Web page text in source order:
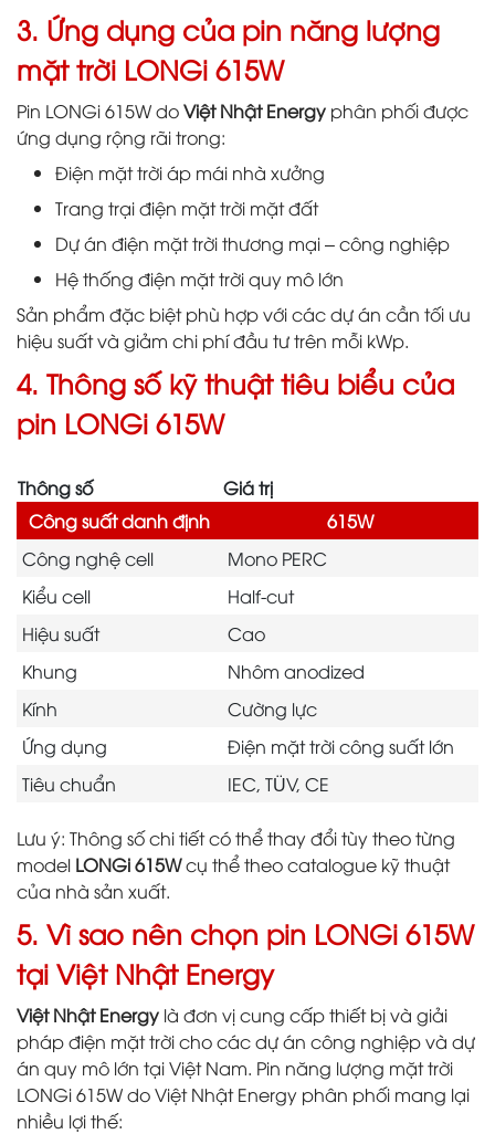
3. Ứng dụng của pin năng lượng
mặt trời LONGi 615W
Pin LONGi 615W doViệt Nhật Energy phân phối được
ứng dụng rộng rãi trong:
Điện mặt trời áp mái nhà xưởng
Trang trại điện mặt trời mặt đất
Dự án điện mặt trời thương mại – công nghiệp
Hệ thống điện mặt trời quy mô lớn
Sản phẩm đặc biệt phù hợp với các dự án cần tối ưu
hiệu suất và giảm chi phí đầu tư trên mỗi kWp.
4. Thông số kỹ thuật tiêu biểu của
pin LONGi 615W
Thông số
Giá trị
Công suất danh định
615W
Công nghệ cell
Mono PERC
Kiểu cell
Half-cut
Hiệu suất
Cao
Khung
Nhôm anodized
Kính
Cường lực
Ứng dụng
Điện mặt trời công suất lớn
Tiêu chuẩn
IEC, TÜV, CE
Lưu ý: Thông số chi tiết có thể thay đổi tùy theo từng
model LONGi 615Wcụ thể theo catalogue kỹ thuật
của nhà sản xuất.
5. Vì sao nên chọn pin LONGi 615W
tại Việt Nhật Energy
Việt Nhật Energy là đơn vị cung cấp thiết bị và giải
pháp điện mặt trời cho các dự án công nghiệp và dự
án quy mô lớn tại Việt Nam. Pin năng lượng mặt trời
LONGi 615W do Việt Nhật Energy phân phối mang lại
nhiều lợi thế: